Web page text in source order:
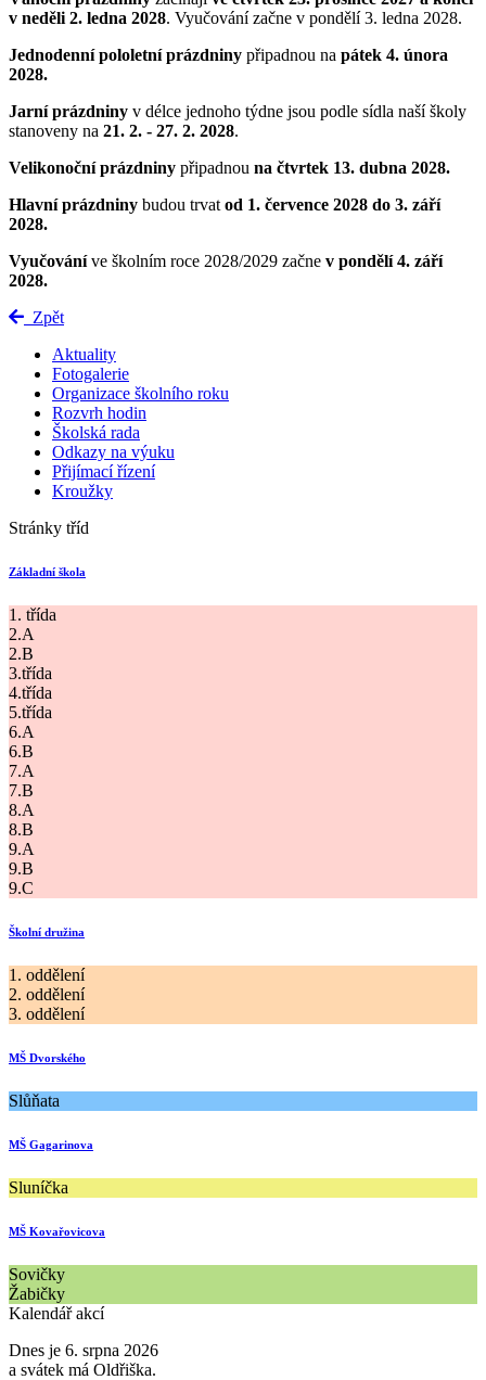
v neděli 2. ledna 2028. Vyučování začne v pondělí 3. ledna 2028.
Jednodenní pololetní prázdniny připadnou na pátek 4. února
2028.
Jarní prázdniny v délce jednoho týdne jsou podle sídla naší školy
stanoveny na 21. 2. - 27. 2. 2028.
Velikonoční prázdniny připadnou na čtvrtek 13. dubna 2028.
Hlavní prázdniny budou trvat od 1. července 2028 do 3. září
2028.
Vyučováníve školním roce 2028/2029 začne v pondělí 4. září
2028.
Zpět
Aktuality
Fotogalerie
Organizace školního roku
Rozvrh hodin
Školská rada
Odkazy na výuku
Přijímací řízení
Kroužky
Stránky tříd
Základní škola
1. třída
2.A
2.B
3.třída
4.třída
5.třída
6.A
6.B
7.A
7.B
8.A
8.B
9.A
9.B
9.C
Školní družina
1. oddělení
2. oddělení
3. oddělení
MŠ Dvorského
Slůňata
MŠ Gagarinova
Sluníčka
MŠ Kovařovicova
Sovičky
Žabičky
Kalendář akcí
Dnes je 6. srpna 2026
a svátek má Oldřiška.